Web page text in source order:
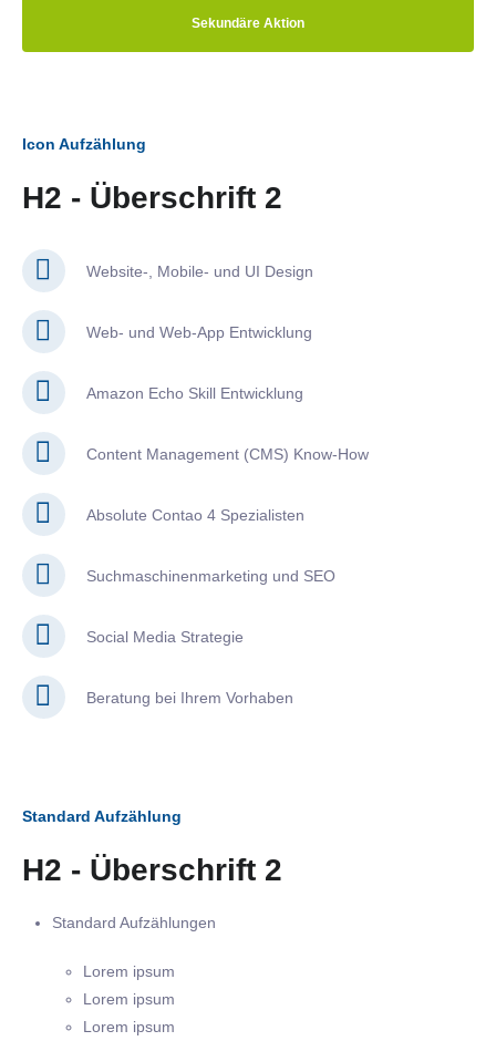
Sekundäre Aktion
Icon Aufzählung
H2 - Überschrift 2
Website-, Mobile- und UI Design
Web- und Web-App Entwicklung
Amazon Echo Skill Entwicklung
Content Management (CMS) Know-How
Absolute Contao 4 Spezialisten
Suchmaschinenmarketing und SEO
Social Media Strategie
Beratung bei Ihrem Vorhaben
Standard Aufzählung
H2 - Überschrift 2
Standard Aufzählungen
Lorem ipsum
Lorem ipsum
Lorem ipsum